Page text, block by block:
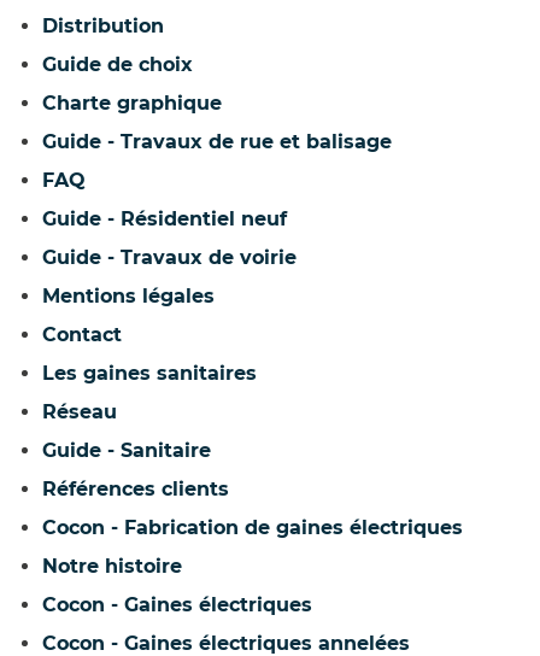
Distribution
Guide de choix
Charte graphique
Guide - Travaux de rue et balisage
FAQ
Guide - Résidentiel neuf
Guide - Travaux de voirie
Mentions légales
Contact
Les gaines sanitaires
Réseau
Guide - Sanitaire
Références clients
Cocon - Fabrication de gaines électriques
Notre histoire
Cocon - Gaines électriques
Cocon - Gaines électriques annelées